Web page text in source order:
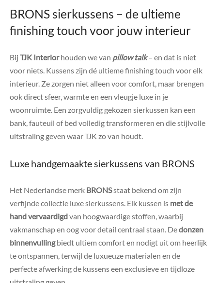
BRONS sierkussens – de ultieme
finishing touch voor jouw interieur
Bij TJK Interiorhouden we van pillow talk– en dat is niet
voor niets. Kussens zijn dé ultieme finishing touch voor elk
interieur. Ze zorgen niet alleen voor comfort, maar brengen
ook direct sfeer, warmte en een vleugje luxe in je
woonruimte. Een zorgvuldig gekozen sierkussen kan een
bank, fauteuil of bed volledig transformeren en die stijlvolle
uitstraling geven waar TJK zo van houdt.
Luxe handgemaakte sierkussens van BRONS
Het Nederlandse merk BRONSstaat bekend om zijn
verfijnde collectie luxe sierkussens. Elk kussen is met de
hand vervaardigdvan hoogwaardige stoffen, waarbij
vakmanschap en oog voor detail centraal staan. Dedonzen
binnenvullingbiedt ultiem comfort en nodigt uit om heerlijk
te ontspannen, terwijl de luxueuze materialen en de
perfecte afwerking de kussens een exclusieve en tijdloze